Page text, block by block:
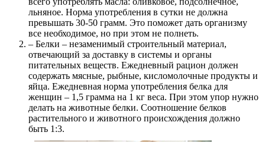
льняное. Норма употребления в сутки не должна
превышать 30-50 грамм. Это поможет дать организму
все необходимое, но при этом не полнеть.
– Белки – незаменимый строительный материал,
отвечающий за доставку в системы и органы
питательных веществ. Ежедневный рацион должен
содержать мясные, рыбные, кисломолочные продукты и
яйца. Ежедневная норма употребления белка для
женщин – 1,5 грамма на 1 кг веса. При этом упор нужно
делать на животные белки. Соотношение белков
растительного и животного происхождения должно
быть 1:3.